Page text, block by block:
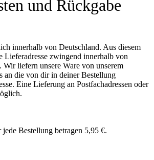
und Rückgabe
innerhalb von Deutschland. Aus diesem
Lieferadresse zwingend innerhalb von
Wir liefern unsere Ware von unserem
an die von dir in deiner Bestellung
Eine Lieferung an Postfachadressen oder
Bestellung betragen 5,95 €.